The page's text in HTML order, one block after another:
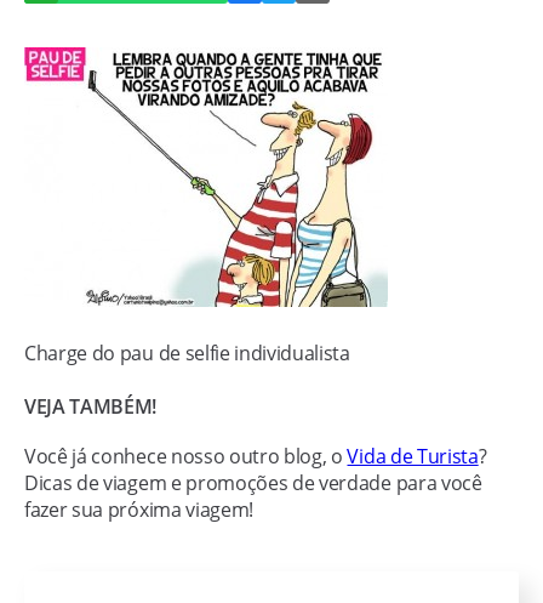
Charge do pau de selfie individualista
VEJA TAMBÉM!
Você já conhece nosso outro blog, oVida de Turista?
Dicas de viagem e promoções de verdade para você
fazer sua próxima viagem!